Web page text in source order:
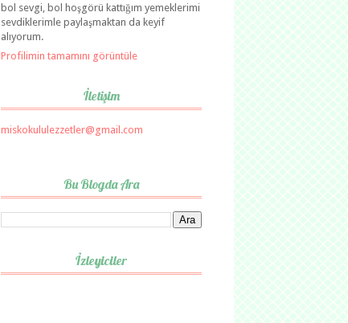
bol sevgi, bol hoşgörü kattığım yemeklerimi
sevdiklerimle paylaşmaktan da keyif
alıyorum.
Profilimin tamamını görüntüle
İletişim
miskokululezzetler@gmail.com
Bu Blogda Ara
İzleyiciler